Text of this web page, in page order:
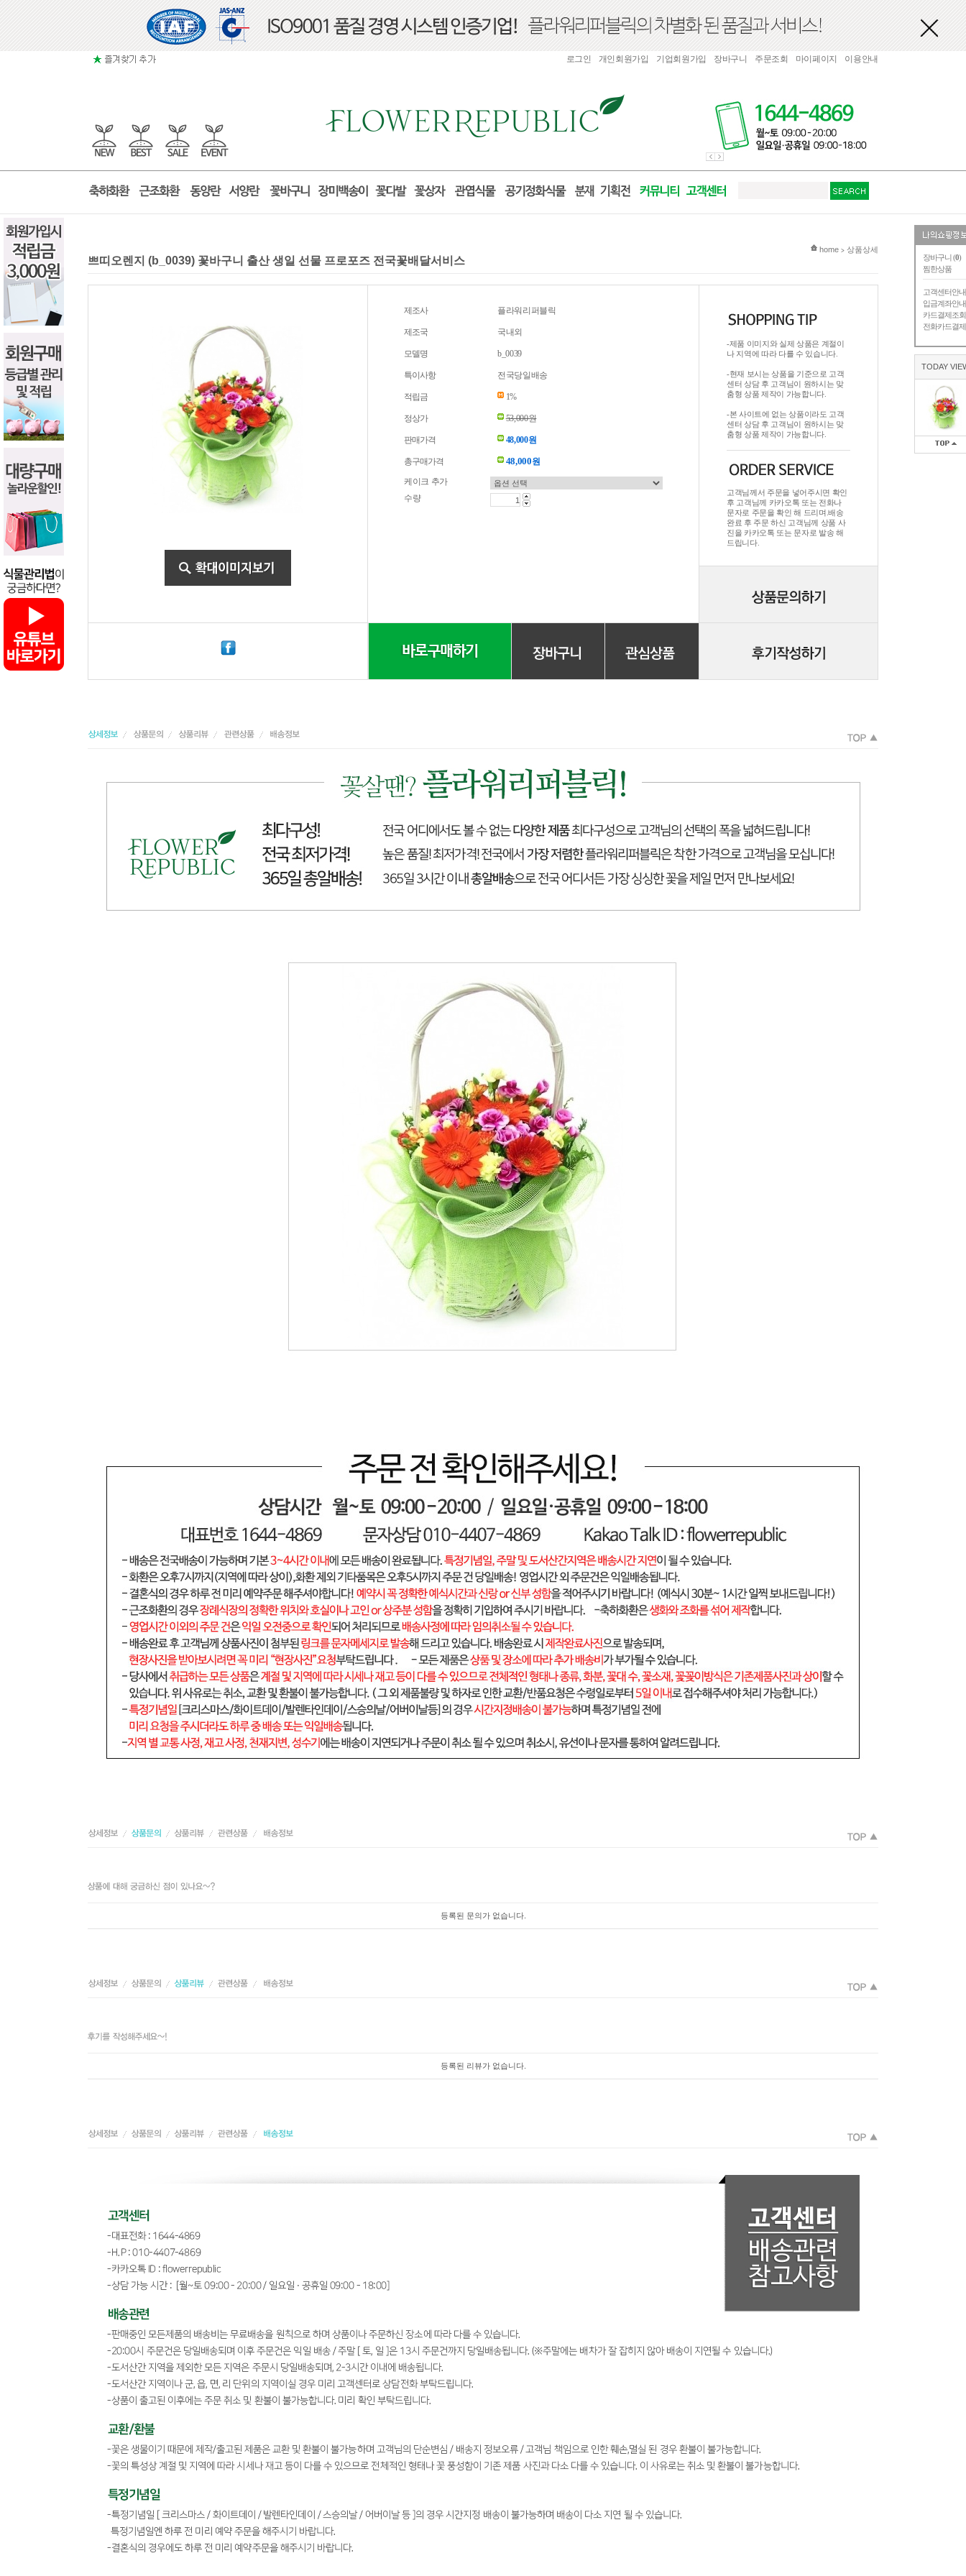
장바구니 (0)
찜한상품
고객센터안내
입금계좌안내
카드결제조회
전화카드결제
TODAY
로그인 개인회원가입 기업회원가입 장바구니 주문조회 마이페이지 이용안내
현재 위치
home > 상품상세
쁘띠오렌지 (b_0039) 꽃바구니 출산 생일 선물 프로포즈 전국꽃배달서비스
제조사 플라워리퍼블릭
제조국 국내외
모델명 b_0039
특이사항 전국당일배송
적립금 1%
정상가 53,000원
판매가격 48,000원
총구매가격 48,000원
케이크 추가
수량
-제품 이미지와 실제 상품은 계절이
나 지역에 따라 다를 수 있습니다.
-현재 보시는 상품을 기준으로 고객
센터 상담 후 고객님이 원하시는 맞
춤형 상품 제작이 가능합니다.
-본 사이트에 없는 상품이라도 고객
센터 상담 후 고객님이 원하시는 맞
춤형 상품 제작이 가능합니다.
고객님께서 주문을 넣어주시면 확인
후 고객님께 카카오톡 또는 전화나
문자로 주문을 확인 해 드리며.배송
완료 후 주문 하신 고객님께 상품 사
진을 카카오톡 또는 문자로 발송 해
드립니다.
등록된 문의가 없습니다.
등록된 리뷰가 없습니다.